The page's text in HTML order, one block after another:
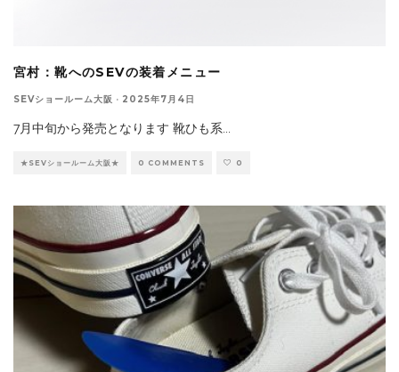
宮村：靴へのSEVの装着メニュー
SEVショールーム大阪 · 2025年7月4日
7月中旬から発売となります 靴ひも系...
★SEVショールーム大阪★ 0 COMMENTS 0